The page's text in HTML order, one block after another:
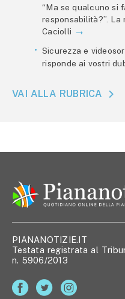
“Ma se qualcuno si
responsabilità?”.
Caciolli
Sicurezza e
risponde ai vostri
VAI ALLA RUBRICA
PIANANOTIZIE.IT
Testata registrata al
n. 5906/2013